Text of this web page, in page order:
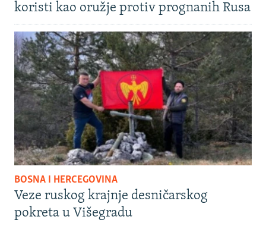
koristi kao oružje protiv prognanih Rusa
BOSNA I HERCEGOVINA
Veze ruskog krajnje desničarskog
pokreta u Višegradu